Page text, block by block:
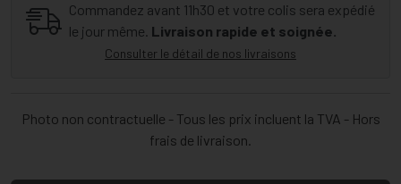
Commandez avant 11h30 et votre colis sera expédié
le jour même. Livraison rapide et soignée.
Consulter le détail de nos livraisons
Photo non contractuelle - Tous les prix incluent la TVA - Hors
frais de livraison.